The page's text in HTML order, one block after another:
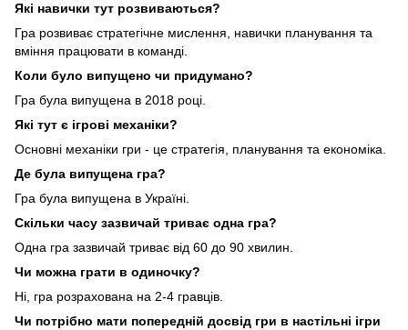
Які навички тут розвиваються?
Гра розвиває стратегічне мислення, навички планування та
вміння працювати в команді.
Коли було випущено чи придумано?
Гра була випущена в 2018 році.
Які тут є ігрові механіки?
Основні механіки гри - це стратегія, планування та економіка.
Де була випущена гра?
Гра була випущена в Україні.
Скільки часу зазвичай триває одна гра?
Одна гра зазвичай триває від 60 до 90 хвилин.
Чи можна грати в одиночку?
Ні, гра розрахована на 2-4 гравців.
Чи потрібно мати попередній досвід гри в настільні ігри